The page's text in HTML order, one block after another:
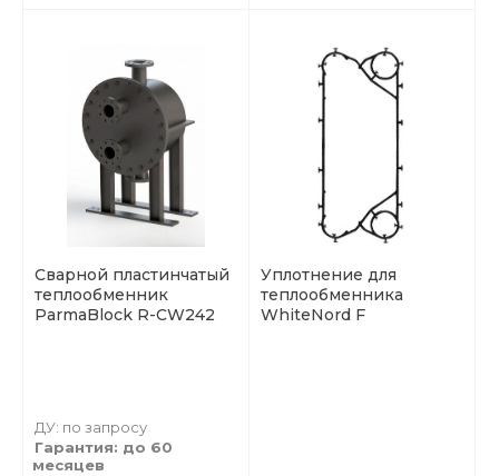
Сварной пластинчатый
теплообменник
ParmaBlock R-CW242
ДУ: по запросу
Гарантия: до 60
месяцев
Уплотнение для
теплообменника
WhiteNord F